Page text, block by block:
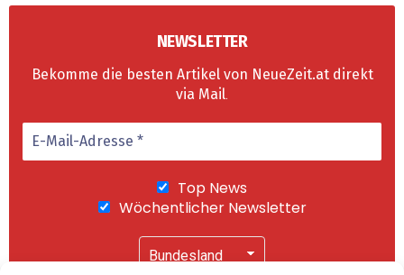
NEWSLETTER
Bekomme die besten Artikel von NeueZeit.at direkt
via Mail.
Top News
Wöchentlicher Newsletter